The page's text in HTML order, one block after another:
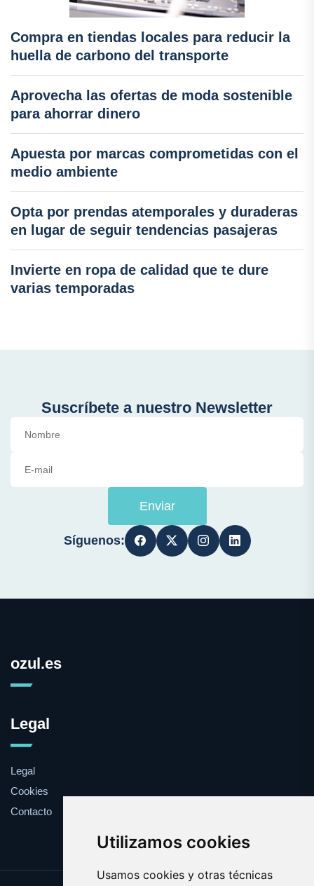
Utilizamos cookies
Usamos cookies y otras técnicas
Compra en tiendas locales para reducir la
huella de carbono del transporte
Aprovecha las ofertas de moda sostenible
para ahorrar dinero
Apuesta por marcas comprometidas con el
medio ambiente
Opta por prendas atemporales y duraderas
en lugar de seguir tendencias pasajeras
Invierte en ropa de calidad que te dure
varias temporadas
Suscríbete a nuestro Newsletter
Enviar
Síguenos:
ozul.es
Legal
Legal
Cookies
Contacto